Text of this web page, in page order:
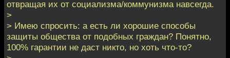
отвращая их от социализма/коммунизма навсегда.
>
> Имею спросить: а есть ли хорошие способы
защиты общества от подобных граждан? Понятно,
100% гарантии не даст никто, но хоть что-то?